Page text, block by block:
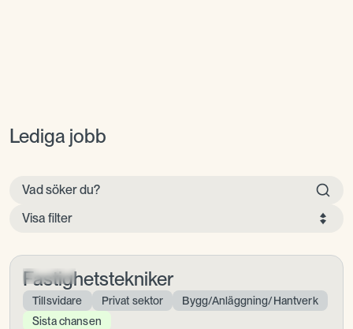
Lediga jobb
Visa filter
Fastighetstekniker
Tillsvidare Privat sektor
Bygg/Anläggning/Hantverk
Sista chansen